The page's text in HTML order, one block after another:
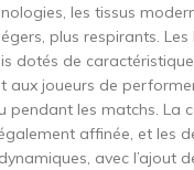
les tissus
plus respirants. Les
dotés de
aux joueurs de
pendant les matchs. La
affinée, et les
avec l’ajout